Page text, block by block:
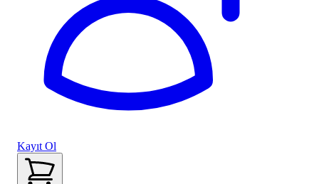
Kayıt Ol